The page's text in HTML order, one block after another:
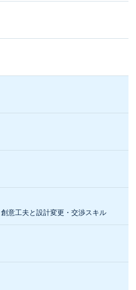
創意工夫と設計変更・交渉スキル